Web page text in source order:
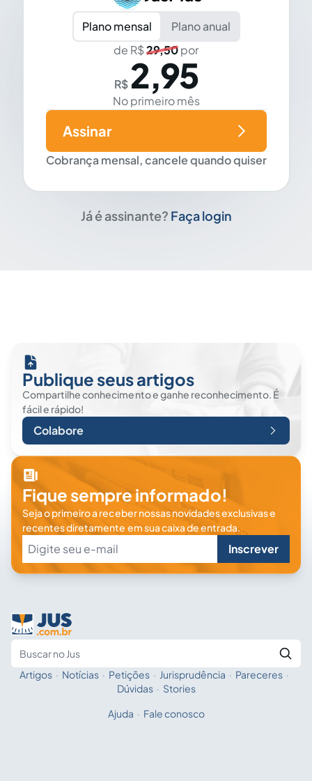
Plano mensal
Plano anual
de R$29,50por
R$ 2,95
No primeiro mês
Cobrança mensal, cancele quando quiser
Assinar
Já é assinante? Faça login
Publique seus artigos
Compartilhe conhecimento e ganhe reconhecimento. É
fácil e rápido!
Colabore
Fique sempre informado!
Seja o primeiro a receber nossas novidades exclusivas e
recentes diretamente em sua caixa de entrada.
Inscrever
Fale com a IA
Artigos · Notícias · Petições · Jurisprudência · Pareceres ·
Dúvidas · Stories
Ajuda · Fale conosco